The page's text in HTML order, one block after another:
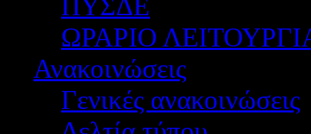
ΩΡΑΡΙΟ
Ανακοινώσεις
Γενικές ανακοινώσεις